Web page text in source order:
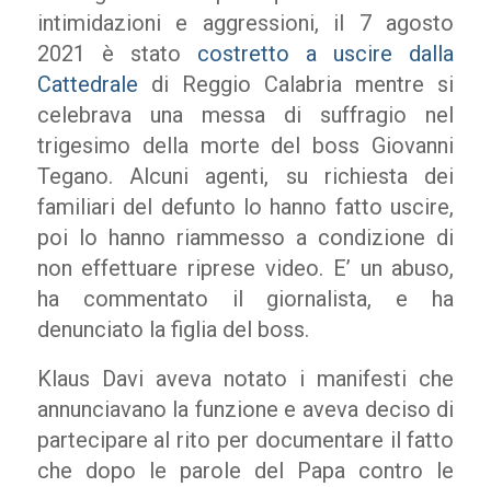
intimidazioni e aggressioni, il 7 agosto
2021 è stato costretto a uscire dalla
Cattedrale di Reggio Calabria mentre si
celebrava una messa di suffragio nel
trigesimo della morte del boss Giovanni
Tegano. Alcuni agenti, su richiesta dei
familiari del defunto lo hanno fatto uscire,
poi lo hanno riammesso a condizione di
non effettuare riprese video. E’ un abuso,
ha commentato il giornalista, e ha
denunciato la figlia del boss.
Klaus Davi aveva notato i manifesti che
annunciavano la funzione e aveva deciso di
partecipare al rito per documentare il fatto
che dopo le parole del Papa contro le